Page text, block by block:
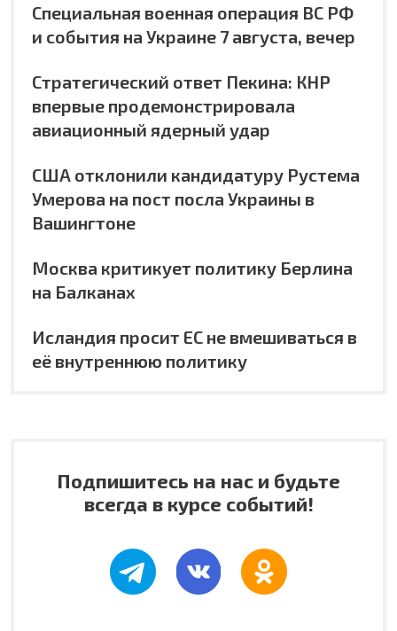
Специальная военная операция ВС РФ
и события на Украине 7 августа, вечер
Стратегический ответ Пекина: КНР
впервые продемонстрировала
авиационный ядерный удар
США отклонили кандидатуру Рустема
Умерова на пост посла Украины в
Вашингтоне
Москва критикует политику Берлина
на Балканах
Исландия просит ЕС не вмешиваться в
её внутреннюю политику
Подпишитесь на нас и будьте
всегда в курсе событий!